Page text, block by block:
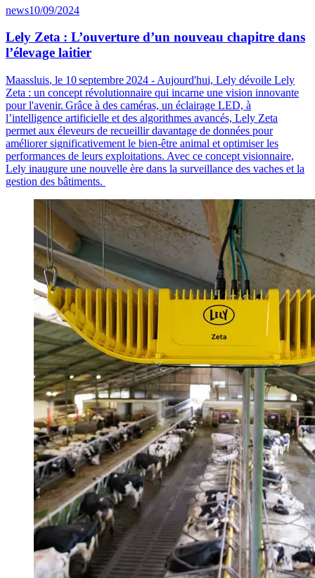
news10/09/2024
Lely Zeta : L’ouverture d’un nouveau chapitre dans
l’élevage laitier
Maassluis, le 10 septembre 2024 - Aujourd'hui, Lely dévoile Lely
Zeta : un concept révolutionnaire qui incarne une vision innovante
pour l'avenir. Grâce à des caméras, un éclairage LED, à
l’intelligence artificielle et des algorithmes avancés, Lely Zeta
permet aux éleveurs de recueillir davantage de données pour
améliorer significativement le bien-être animal et optimiser les
performances de leurs exploitations. Avec ce concept visionnaire,
Lely inaugure une nouvelle ère dans la surveillance des vaches et la
gestion des bâtiments.